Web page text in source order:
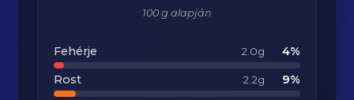
100 g alapján
Fehérje 2.0g
4%
Rost
2.2g
9%